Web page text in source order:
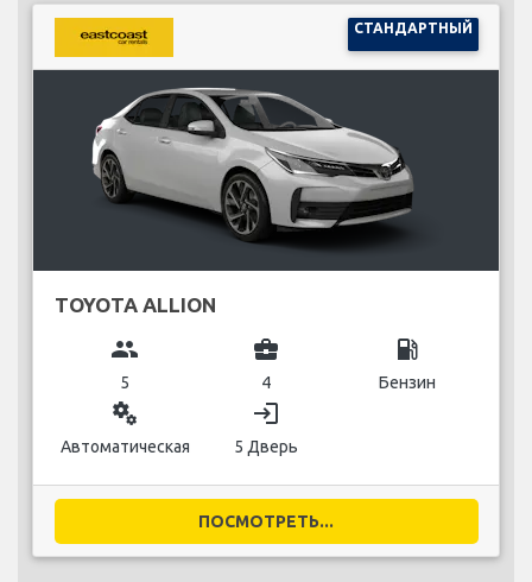
СТАНДАРТНЫЙ
TOYOTA ALLION
group
5
business_center
4
local_gas_station
Бензин
miscellaneous_services
Автоматическая
login
5 Дверь
ПОСМОТРЕТЬ...